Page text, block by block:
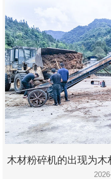
木材粉碎机的出现为